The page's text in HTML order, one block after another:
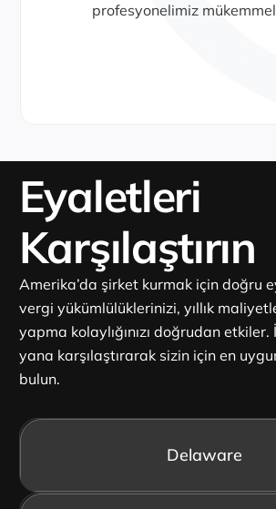
profesyonelimiz
Eyaletleri
Karşılaştırın
Amerika’da şirket kurmak için doğru
vergi yükümlülüklerinizi, yıllık
yapma kolaylığınızı doğrudan
yana karşılaştırarak sizin için en
bulun.